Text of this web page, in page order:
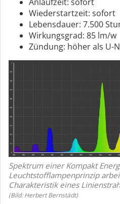
Wiederstartzeit: sofort
Lebensdauer: 7.500
Wirkungsgrad: 85 lm/w
Zündung: höher als U-
Spektrum einer Kompakt
Leuchtstofflampenprinzip
Charakteristik eines
(Bild: Herbert Bernstädt)